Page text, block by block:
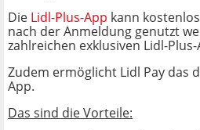
Die Lidl-Plus-App kann
nach der Anmeldung genutzt
zahlreichen exklusiven Lidl-
Zudem ermöglicht Lidl Pay das
App.
Das sind die Vorteile: